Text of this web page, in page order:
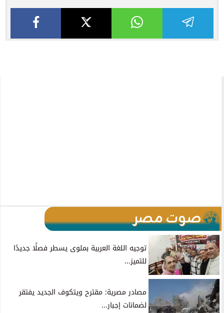
صوت مصر
توجيه اللغة العربية بملوى يسطر فصلًا جديدًا
للتميز...
مصادر مصرية: مقترح ويتكوف الجديد يفتقر
لضمانات إجبار...